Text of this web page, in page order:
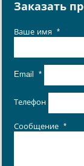
Заказать
Ваше имя *
Email *
Телефон
Сообщение *